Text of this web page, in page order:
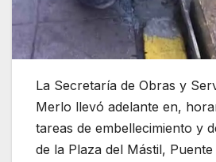
La Secretaría de Obras y
Merlo llevó adelante en,
tareas de embellecimiento y
de la Plaza del Mástil,